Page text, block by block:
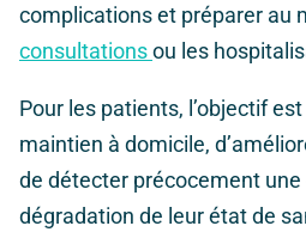
complications et préparer au
consultationsou les
Pour les patients, l’objectif
maintien à domicile,
de détecter précocement
dégradation de leur état de